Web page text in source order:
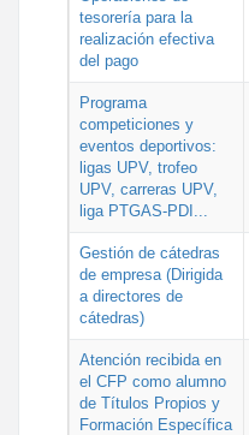
tesorería para la
realización efectiva
del pago
Programa
competiciones y
eventos deportivos:
ligas UPV, trofeo
UPV, carreras UPV,
liga PTGAS-PDI...
Gestión de cátedras
de empresa (Dirigida
a directores de
cátedras)
Atención recibida en
el CFP como alumno
de Títulos Propios y
Formación Específica